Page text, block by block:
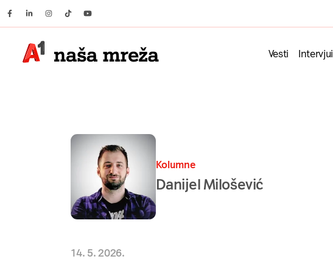
Facebook
LinkedinInstagram
TiktokYoutube
Vesti Intervjui
Kolumne
Danijel Milošević
14. 5. 2026.